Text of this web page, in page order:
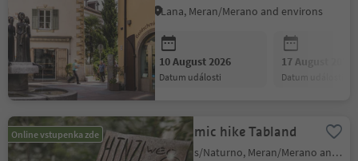
Lana, Meran/Merano and environs
10 August 2026
datum události
17 August 2026
datum události
Online vstupenka zde Panoramic hike Tabland
Naturns/Naturno, Meran/Merano and environs